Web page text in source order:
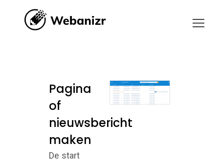
Pagina
of
nieuwsbericht
maken
De start